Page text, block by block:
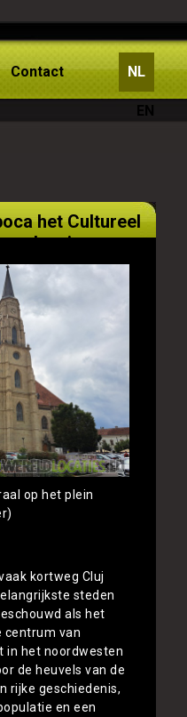
Contact NL
EN
het Cultureel
op het plein
kortweg Cluj
steden
als het
centrum van
in het noordwesten
de heuvels van de
rijke geschiedenis,
en een